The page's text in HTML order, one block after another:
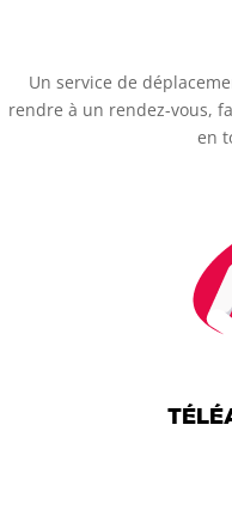
Un service de
rendre à un rendez-vous,
en